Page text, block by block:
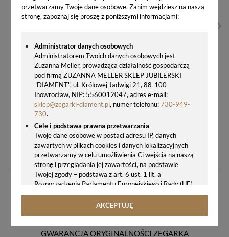
przetwarzamy Twoje dane osobowe. Zanim wejdziesz na naszą
stronę, zapoznaj się proszę z poniższymi informacjami:
Administrator danych osobowych
Administratorem Twoich danych osobowych jest
Zuzanna Meller, prowadząca działalność gospodarczą
pod firmą ZUZANNA MELLER SKLEP JUBILERSKI
"DIAMENT", ul. Królowej Jadwigi 21, 88-100
Inowrocław, NIP: 5560012047, adres e-mail:
sklep@zegarki-diament.pl, numer telefonu:730-949-
730.
Cele i podstawa prawna przetwarzania
Twoje dane osobowe w postaci adresu IP, danych
zawartych w plikach cookies i danych lokalizacyjnych
przetwarzamy w celu umożliwienia Ci wejścia na naszą
stronę i przeglądania jej zawartości, na podstawie
Twojej zgody – podstawa z art. 6 ust. 1 lit. a
Rozporządzenia Parlamentu Europejskiego i Rady (UE)
2016/679 z 27.04.2016 r. w sprawie ochrony osób
fizycznych w związku z przetwarzaniem danych
rozporządzenie o ochronie danych, tj. RODO).
AKCEPTUJĘ
99,00 zł
GWARANCJA ORYGINALNOŚCI ZEGARKA